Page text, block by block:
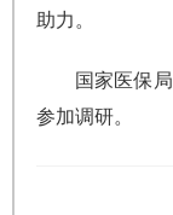
助力。
国家医保
参加调研。